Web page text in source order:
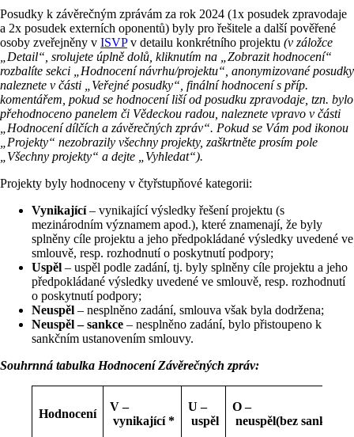
Posudky k závěrečným zprávám za rok 2024 (1x posudek zpravodaje
a 2x posudek externích oponentů) byly pro řešitele a další pověřené
osoby zveřejněny v ISVPv detailu konkrétního projektu (v záložce
„Detail“, srolujete úplně dolů, kliknutím na „Zobrazit hodnocení“
rozbalíte sekci „Hodnocení návrhu/projektu“, anonymizované posudky
naleznete v části „Veřejné posudky“, finální hodnocení s příp.
komentářem, pokud se hodnocení liší od posudku zpravodaje, tzn. bylo
přehodnoceno panelem či Vědeckou radou, naleznete vpravo v části
„Hodnocení dílčích a závěrečných zpráv“. Pokud se Vám pod ikonou
„Projekty“ nezobrazily všechny projekty, zaškrtněte prosím pole
„Všechny projekty“ a dejte „Vyhledat“).
Projekty byly hodnoceny v čtyřstupňové kategorii:
Vynikající– vynikající výsledky řešení projektu (s
mezinárodním významem apod.), které znamenají, že byly
splněny cíle projektu a jeho předpokládané výsledky uvedené ve
smlouvě, resp. rozhodnutí o poskytnutí podpory;
Uspěl – uspěl podle zadání, tj. byly splněny cíle projektu a jeho
předpokládané výsledky uvedené ve smlouvě, resp. rozhodnutí
o poskytnutí podpory;
Neuspěl – nesplněno zadání, smlouva však byla dodržena;
Neuspěl – sankce – nesplněno zadání, bylo přistoupeno k
sankčním ustanovením smlouvy.
Souhrnná tabulka Hodnocení Závěrečných zpráv:
Hodnocení
V –
vynikající *
U –
uspěl
O –
neuspěl(bez sankcí)